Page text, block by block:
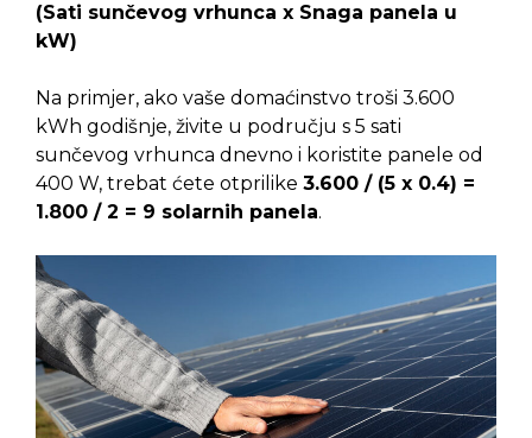
(Sati sunčevog vrhunca x Snaga panela u
kW)
Na primjer, ako vaše domaćinstvo troši 3.600
kWh godišnje, živite u području s 5 sati
sunčevog vrhunca dnevno i koristite panele od
400 W, trebat ćete otprilike 3.600 / (5 x 0.4) =
1.800 / 2 = 9 solarnih panela.